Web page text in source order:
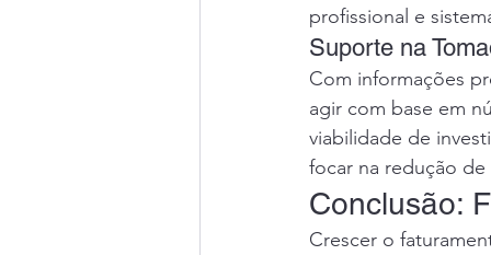
profissional e
Suporte na
Com informações
agir com base em
viabilidade de
focar na redução de
Conclusão:
Crescer o